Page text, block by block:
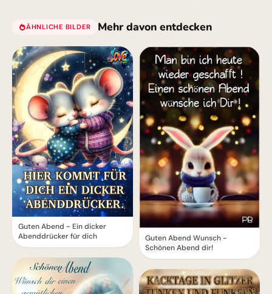
ÄHNLICHE BILDER Mehr davon entdecken
Guten Abend - Ein dicker
Abenddrücker für dich
Guten Abend Wunsch -
Schönen Abend dir!